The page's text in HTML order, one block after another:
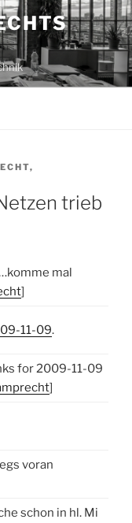
trieb
mal
]
11-09.
for 2009-11-09
]
voran
schon in hl. Mi